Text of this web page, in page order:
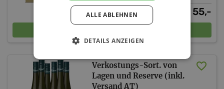
55,-
Verkostungs-Sort. von
Lagen und Reserve (inkl.
Versand AT)
ALLE ABLEHNEN
DETAILS ANZEIGEN